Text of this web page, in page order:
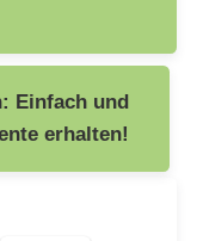
Einfach und
erhalten!